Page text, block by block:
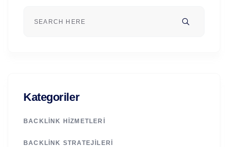
Kategoriler
BACKLINK HIZMETLERI
BACKLINK STRATEJILERI